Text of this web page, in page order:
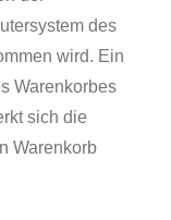
des
wird. Ein
Warenkorbes
sich die
Warenkorb